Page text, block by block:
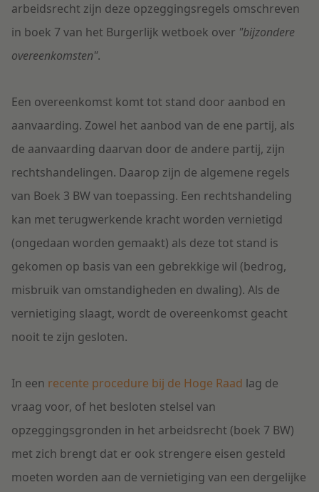
arbeidsrecht zijn deze opzeggingsregels omschreven
in boek 7 van het Burgerlijk wetboek over "bijzondere
overeenkomsten".
Een overeenkomst komt tot stand door aanbod en
aanvaarding. Zowel het aanbod van de ene partij, als
de aanvaarding daarvan door de andere partij, zijn
rechtshandelingen. Daarop zijn de algemene regels
van Boek 3 BW van toepassing. Een rechtshandeling
kan met terugwerkende kracht worden vernietigd
(ongedaan worden gemaakt) als deze tot stand is
gekomen op basis van een gebrekkige wil (bedrog,
misbruik van omstandigheden en dwaling). Als de
vernietiging slaagt, wordt de overeenkomst geacht
nooit te zijn gesloten.
In een recente procedure bij de Hoge Raad lag de
vraag voor, of het besloten stelsel van
opzeggingsgronden in het arbeidsrecht (boek 7 BW)
met zich brengt dat er ook strengere eisen gesteld
moeten worden aan de vernietiging van een dergelijke